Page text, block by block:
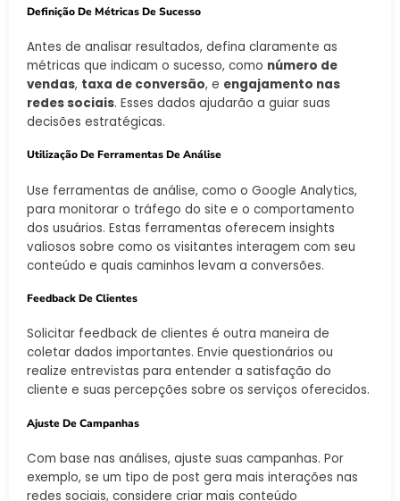
Definição De Métricas De Sucesso
Antes de analisar resultados, defina claramente as
métricas que indicam o sucesso, como número de
vendas, taxa de conversão, e engajamento nas
redes sociais. Esses dados ajudarão a guiar suas
decisões estratégicas.
Utilização De Ferramentas De Análise
Use ferramentas de análise, como o Google Analytics,
para monitorar o tráfego do site e o comportamento
dos usuários. Estas ferramentas oferecem insights
valiosos sobre como os visitantes interagem com seu
conteúdo e quais caminhos levam a conversões.
Feedback De Clientes
Solicitar feedback de clientes é outra maneira de
coletar dados importantes. Envie questionários ou
realize entrevistas para entender a satisfação do
cliente e suas percepções sobre os serviços oferecidos.
Ajuste De Campanhas
Com base nas análises, ajuste suas campanhas. Por
exemplo, se um tipo de post gera mais interações nas
redes sociais, considere criar mais conteúdo